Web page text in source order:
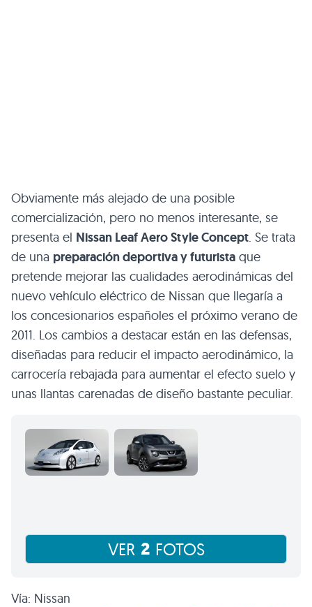
Obviamente más alejado de una posible
comercialización, pero no menos interesante, se
presenta el Nissan Leaf Aero Style Concept. Se trata
de una preparación deportiva y futurista que
pretende mejorar las cualidades aerodinámicas del
nuevo vehículo eléctrico de Nissan que llegaría a
los concesionarios españoles el próximo verano de
2011. Los cambios a destacar están en las defensas,
diseñadas para reducir el impacto aerodinámico, la
carrocería rebajada para aumentar el efecto suelo y
unas llantas carenadas de diseño bastante peculiar.
VER 2 FOTOS
Vía: Nissan